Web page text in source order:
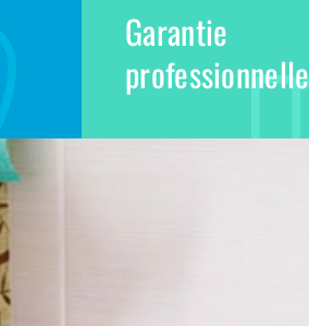
Garantie
professionnelle